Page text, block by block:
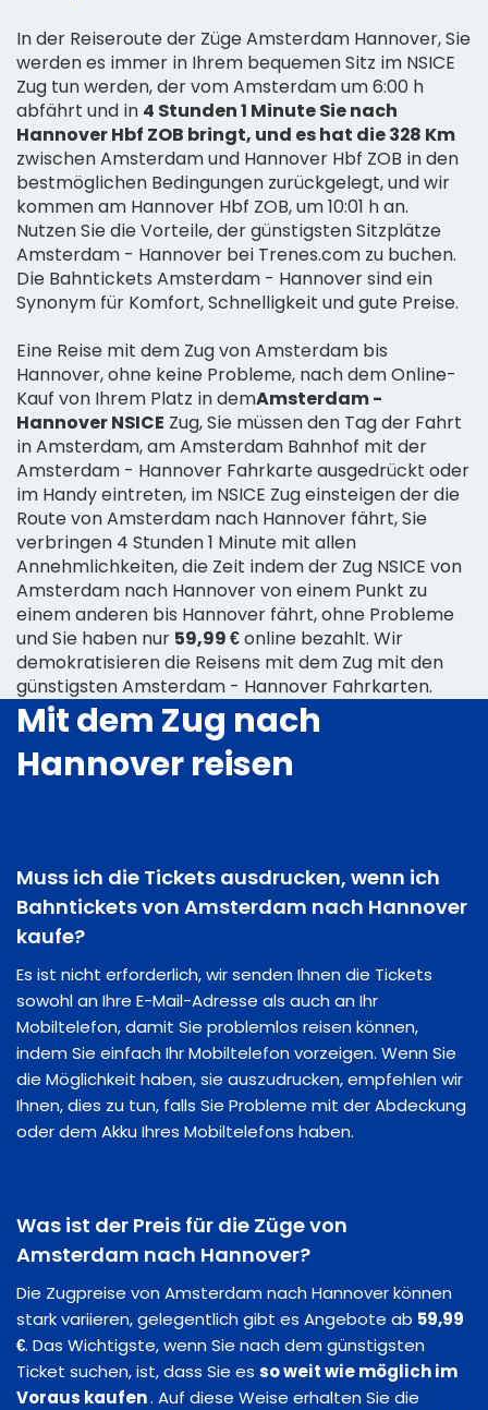
In der Reiseroute der Züge Amsterdam Hannover, Sie
werden es immer in Ihrem bequemen Sitz im NSICE
Zug tun werden, der vom Amsterdam um 6:00 h
abfährt und in 4 Stunden 1 Minute Sie nach
Hannover Hbf ZOB bringt, und es hat die 328 Km
zwischen Amsterdam und Hannover Hbf ZOB in den
bestmöglichen Bedingungen zurückgelegt, und wir
kommen am Hannover Hbf ZOB, um 10:01 h an.
Nutzen Sie die Vorteile, der günstigsten Sitzplätze
Amsterdam - Hannover bei Trenes.com zu buchen.
Die Bahntickets Amsterdam - Hannover sind ein
Synonym für Komfort, Schnelligkeit und gute Preise.
Eine Reise mit dem Zug von Amsterdam bis
Hannover, ohne keine Probleme, nach dem Online-
Kauf von Ihrem Platz in demAmsterdam -
Hannover NSICE Zug, Sie müssen den Tag der Fahrt
in Amsterdam, am Amsterdam Bahnhof mit der
Amsterdam - Hannover Fahrkarte ausgedrückt oder
im Handy eintreten, im NSICE Zug einsteigen der die
Route von Amsterdam nach Hannover fährt, Sie
verbringen 4 Stunden 1 Minute mit allen
Annehmlichkeiten, die Zeit indem der Zug NSICE von
Amsterdam nach Hannover von einem Punkt zu
einem anderen bis Hannover fährt, ohne Probleme
und Sie haben nur 59,99 €online bezahlt. Wir
demokratisieren die Reisens mit dem Zug mit den
günstigsten Amsterdam - Hannover Fahrkarten.
Mit dem Zug nach
Hannover reisen
Muss ich die Tickets ausdrucken, wenn ich
Bahntickets von Amsterdam nach Hannover
kaufe?
Es ist nicht erforderlich, wir senden Ihnen die Tickets
sowohl an Ihre E-Mail-Adresse als auch an Ihr
Mobiltelefon, damit Sie problemlos reisen können,
indem Sie einfach Ihr Mobiltelefon vorzeigen. Wenn Sie
die Möglichkeit haben, sie auszudrucken, empfehlen wir
Ihnen, dies zu tun, falls Sie Probleme mit der Abdeckung
oder dem Akku Ihres Mobiltelefons haben.
Was ist der Preis für die Züge von
Amsterdam nach Hannover?
Die Zugpreise von Amsterdam nach Hannover können
stark variieren, gelegentlich gibt es Angebote ab 59,99
€. Das Wichtigste, wenn Sie nach dem günstigsten
Ticket suchen, ist, dass Sie es so weit wie möglich im
Voraus kaufen. Auf diese Weise erhalten Sie die